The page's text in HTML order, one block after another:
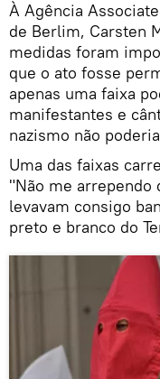
À Agência
de Berlim, Carsten
medidas foram
que o ato fosse
apenas uma faixa
manifestantes e
nazismo não
Uma das faixas
"Não me arrependo
levavam consigo
preto e branco do